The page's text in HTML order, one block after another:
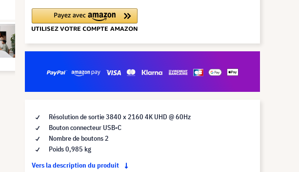
Résolution de sortie 3840 x 2160 4K UHD @ 60Hz
Bouton connecteur USB-C
Nombre de boutons 2
Poids 0,985 kg
Vers la description du produit